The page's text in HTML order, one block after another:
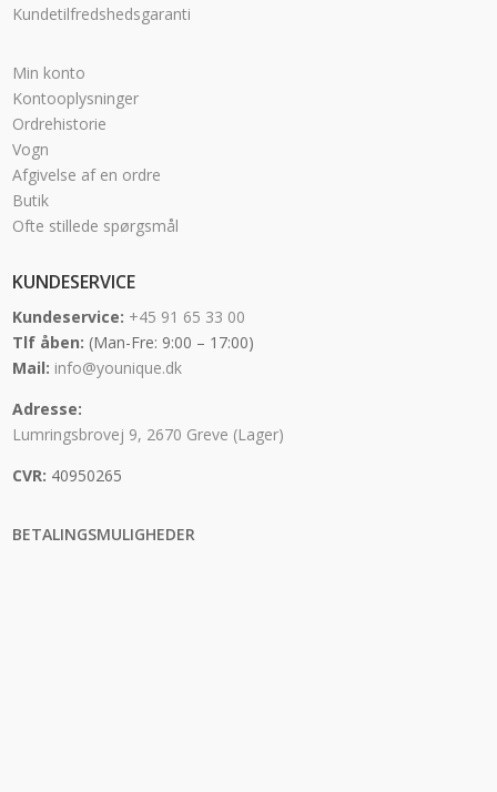
Kundetilfredshedsgaranti
Min konto
Kontooplysninger
Ordrehistorie
Vogn
Afgivelse af en ordre
Butik
Ofte stillede spørgsmål
KUNDESERVICE
Kundeservice: +45 91 65 33 00
Tlf åben: (Man-Fre: 9:00 – 17:00)
Mail: info@younique.dk
Adresse:
Lumringsbrovej 9, 2670 Greve (Lager)
CVR: 40950265
BETALINGSMULIGHEDER